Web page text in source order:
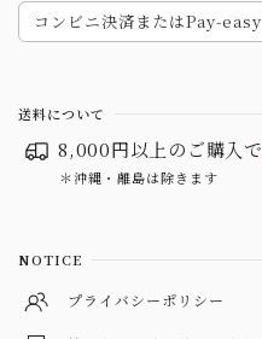
コンビニ決済またはPay-easy
送料について
8,000円以上のご購入で
＊沖縄・離島は除きます
NOTICE
プライバシーポリシー